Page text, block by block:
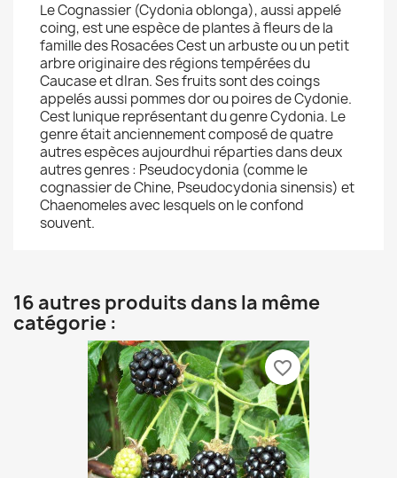
Le Cognassier (Cydonia oblonga), aussi appelé
coing, est une espèce de plantes à fleurs de la
famille des Rosacées Cest un arbuste ou un petit
arbre originaire des régions tempérées du
Caucase et dIran. Ses fruits sont des coings
appelés aussi pommes dor ou poires de Cydonie.
Cest lunique représentant du genre Cydonia. Le
genre était anciennement composé de quatre
autres espèces aujourdhui réparties dans deux
autres genres : Pseudocydonia (comme le
cognassier de Chine, Pseudocydonia sinensis) et
Chaenomeles avec lesquels on le confond
souvent.
16 autres produits dans la même
catégorie :
favorite_border